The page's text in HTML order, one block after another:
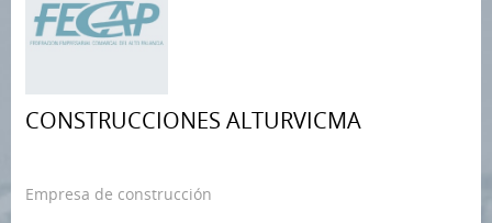
CONSTRUCCIONES ALTURVICMA
Empresa de construcción